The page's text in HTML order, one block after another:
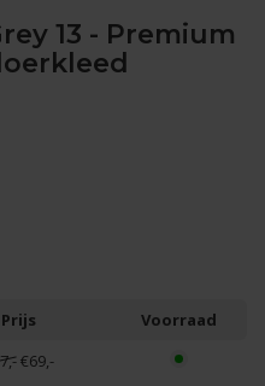
13 - Premium
Prijs
Voorraad
€69,-